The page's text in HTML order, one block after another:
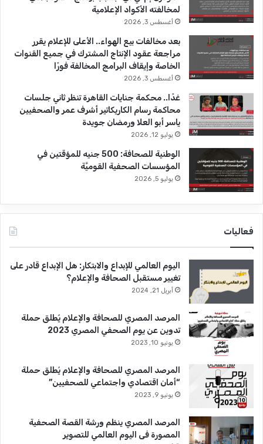
e
م
لمخالفته الأكواد الإعلامية
أغسطس 3, 2026
بعد مخالفات بيع الهواء.. الأعلى للإعلام يقرر
مراجعة عقود الإنتاج المشترك في جميع القنوات
الخاصة وإيقاف البرامج المخالفة فورًا
أغسطس 3, 2026
غدًا.. محكمة جنايات القاهرة تنظر ثاني جلسات
محاكمة رسام الكاريكاتير أشرف عمر والصحفيين
ياسر أبو العلا ورمضان جويدة
يوليو 12, 2026
الوطنية للصحافة: 500 جنيه للمؤقتين في
المؤسسات الصحفية القوميَّة
يوليو 5, 2026
فعاليات
اليوم العالمي للإبداع والابتكار: هل الإبداع قادر على
تغيير مستقبل الصحافة والإعلام؟
أبريل 21, 2024
المرصد المصري للصحافة والإعلام يُطلق حملة
تدوين عن يوم الصحفي المصري 2023
يونيو 10, 2023
المرصد المصري للصحافة والإعلام يُطلق حملة
“أمان اقتصادي واجتماعي للصحفيين”
يونيو 9, 2023
المرصد المصري ينظم ورشة القصة الصحفية
المصورة فى اليوم العالمي للتصوير